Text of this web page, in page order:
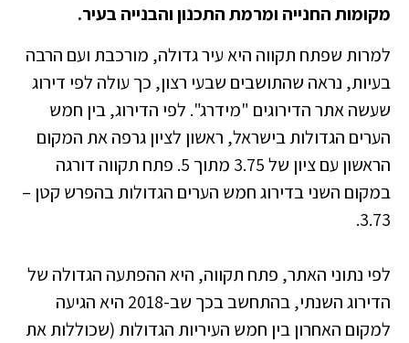
מקומות החנייה ומרמת התכנון והבנייה בעיר.
למרות שפתח תקווה היא עיר גדולה, מורכבת ועם הרבה
בעיות, נראה שהתושבים שבעי רצון, כך עולה לפי דירוג
שעשה אתר הדירוגים "מידרג". לפי הדירוג, בין חמש
הערים הגדולות בישראל, ראשון לציון גרפה את המקום
הראשון עם ציון של 3.75 מתוך 5. פתח תקווה דורגה
במקום השני בדירוג חמש הערים הגדולות בהפרש קטן –
3.73.
לפי נתוני האתר, פתח תקווה, היא ההפתעה הגדולה של
הדירוג השנתי, בהתחשב בכך שב-2018 היא הגיעה
למקום האחרון בין חמש העיריות הגדולות (שכוללות את